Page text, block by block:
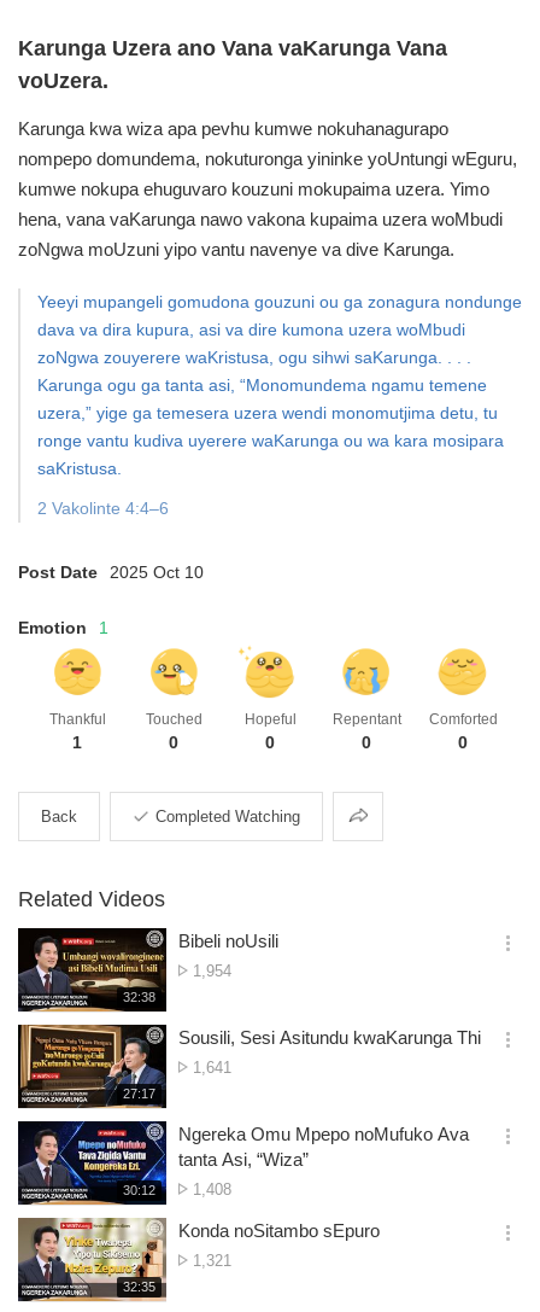
Karunga Uzera ano Vana vaKarunga Vana
voUzera.
Karunga kwa wiza apa pevhu kumwe nokuhanagurapo
nompepo domundema, nokuturonga yininke yoUntungi wEguru,
kumwe nokupa ehuguvaro kouzuni mokupaima uzera. Yimo
hena, vana vaKarunga nawo vakona kupaima uzera woMbudi
zoNgwa moUzuni yipo vantu navenye va dive Karunga.
Yeeyi mupangeli gomudona gouzuni ou ga zonagura nondunge
dava va dira kupura, asi va dire kumona uzera woMbudi
zoNgwa zouyerere waKristusa, ogu sihwi saKarunga. . . .
Karunga ogu ga tanta asi, “Monomundema ngamu temene
uzera,” yige ga temesera uzera wendi monomutjima detu, tu
ronge vantu kudiva uyerere waKarunga ou wa kara mosipara
saKristusa.
2 Vakolinte 4:4–6
Post Date 2025 Oct 10
Emotion 1
Thankful
1
Touched
0
Hopeful
0
Repentant
0
Comforted
0
Back Completed Watching Share
Related Videos
재
생
간
32:38
Bibeli noUsili
No.
1,954
옵
기
재
생
시
간
27:17
Sousili, Sesi Asitundu kwaKarunga Thi
No.
1,641
옵
기
재
생
시
간
30:12
Ngereka Omu Mpepo noMufuko Ava
tanta Asi, “Wiza”
No.
views
1,408
옵
기
재
생
32:35
Konda noSitambo sEpuro
No.
1,321
옵